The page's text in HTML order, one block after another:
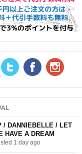
RSS FeedTwitter Facebook
/ DANNIEBELLE / LET
HAVE A DREAM
1 day ago